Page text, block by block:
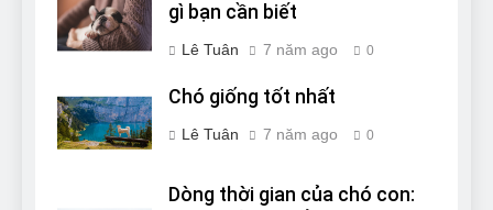
gì bạn cần biết
Lê Tuân 7 năm ago 0
Chó giống tốt nhất
Lê Tuân 7 năm ago 0
Dòng thời gian của chó con: